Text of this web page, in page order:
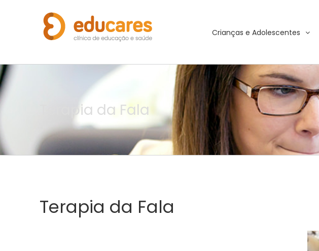
Crianças e Adolescentes
Terapia da Fala
Terapia da Fala